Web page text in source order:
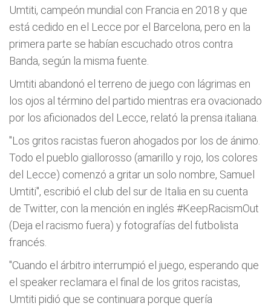
Umtiti, campeón mundial con Francia en 2018 y que
está cedido en el Lecce por el Barcelona, pero en la
primera parte se habían escuchado otros contra
Banda, según la misma fuente.
Umtiti abandonó el terreno de juego con lágrimas en
los ojos al término del partido mientras era ovacionado
por los aficionados del Lecce, relató la prensa italiana.
"Los gritos racistas fueron ahogados por los de ánimo.
Todo el pueblo giallorosso (amarillo y rojo, los colores
del Lecce) comenzó a gritar un solo nombre, Samuel
Umtiti", escribió el club del sur de Italia en su cuenta
de Twitter, con la mención en inglés #KeepRacismOut
(Deja el racismo fuera) y fotografías del futbolista
francés.
"Cuando el árbitro interrumpió el juego, esperando que
el speaker reclamara el final de los gritos racistas,
Umtiti pidió que se continuara porque quería